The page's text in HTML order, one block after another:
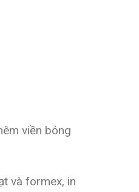
viền bóng
và formex, in